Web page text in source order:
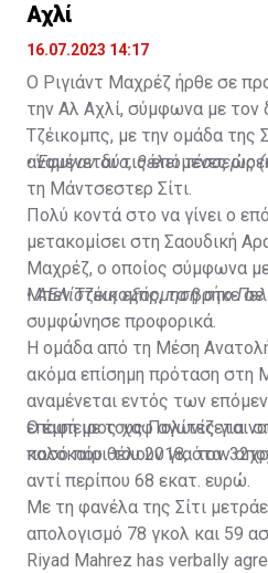
Αχλί
16.07.2023 14:17
Ο Ριγιάντ Μαχρέζ ήρθε σε
την Αλ Αχλί, σύμφωνα με
Τζέικομπς, με την ομάδα της
αναμένεται τις επόμενες
τη Μάντσεστερ Σίτι.
•Έφυγαν δύο, θέλει τέσσερις
Πολύ κοντά στο να γίνει ο
μετακομίσει στη Σαουδική
Μαχρέζ, ο οποίος σύμφωνα
Μπεν Τζέικομπς, τα βρήκε
συμφώνησε προφορικά.
•ΑΕΛίστικη εξόρμηση στο
Η ομάδα από τη Μέση
ακόμα επίσημη πρόταση στη
αναμένεται εντός των
επαφή με τους Πολίτες για
ποσό που θέλουν για τον
Ο έμπειρος χαφ αγωνίζεται
καλοκαίρι του 2018, όταν
αντί περίπου 68 εκατ. ευρώ.
Με τη φανέλα της Σίτι
απολογισμό 78 γκολ και 59
Riyad Mahrez has verbally